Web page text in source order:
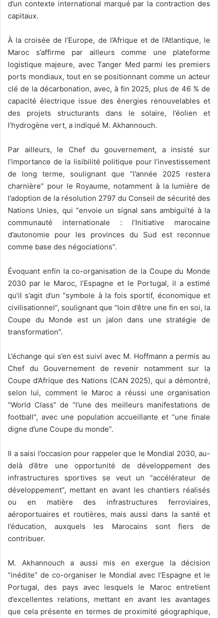
d’un contexte international marqué par la contraction des
capitaux.
À la croisée de l’Europe, de l’Afrique et de l’Atlantique, le
Maroc s’affirme par ailleurs comme une plateforme
logistique majeure, avec Tanger Med parmi les premiers
ports mondiaux, tout en se positionnant comme un acteur
clé de la décarbonation, avec, à fin 2025, plus de 46 % de
capacité électrique issue des énergies renouvelables et
des projets structurants dans le solaire, l’éolien et
l’hydrogène vert, a indiqué M. Akhannouch.
Par ailleurs, le Chef du gouvernement, a insisté sur
l’importance de la lisibilité politique pour l’investissement
de long terme, soulignant que “l’année 2025 restera
charnière” pour le Royaume, notamment à la lumière de
l’adoption de la résolution 2797 du Conseil de sécurité des
Nations Unies, qui “envoie un signal sans ambiguïté à la
communauté internationale : l’Initiative marocaine
d’autonomie pour les provinces du Sud est reconnue
comme base des négociations”.
Évoquant enfin la co-organisation de la Coupe du Monde
2030 par le Maroc, l’Espagne et le Portugal, il a estimé
qu’il s’agit d’un “symbole à la fois sportif, économique et
civilisationnel”, soulignant que “loin d’être une fin en soi, la
Coupe du Monde est un jalon dans une stratégie de
transformation”.
L’échange qui s’en est suivi avec M. Hoffmann a permis au
Chef du Gouvernement de revenir notamment sur la
Coupe d’Afrique des Nations (CAN 2025), qui a démontré,
selon lui, comment le Maroc a réussi une organisation
“World Class” de “l’une des meilleurs manifestations de
football”, avec une population accueillante et “une finale
digne d’une Coupe du monde”.
Il a saisi l’occasion pour rappeler que le Mondial 2030, au-
delà d’être une opportunité de développement des
infrastructures sportives se veut un “accélérateur de
développement”, mettant en avant les chantiers réalisés
ou en matière des infrastructures ferroviaires,
aéroportuaires et routières, mais aussi dans la santé et
l’éducation, auxquels les Marocains sont fiers de
contribuer.
M. Akhannouch a aussi mis en exergue la décision
“inédite” de co-organiser le Mondial avec l’Espagne et le
Portugal, des pays avec lesquels le Maroc entretient
d’excellentes relations, mettant en avant les avantages
que cela présente en termes de proximité géographique,